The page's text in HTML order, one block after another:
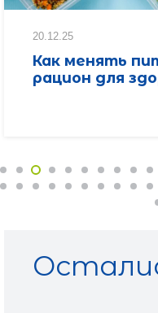
20.12.25
Как менять
рацион для